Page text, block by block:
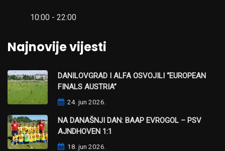
10:00 - 22:00
Najnovije vijesti
DANILOVGRAD I ALFA OSVOJILI “EUROPEAN
FINALS AUSTRIA”
24. jun 2026.
NA DANAŠNJI DAN: BAAP EVROGOL – PSV
AJNDHOVEN 1:1
18. jun 2026.